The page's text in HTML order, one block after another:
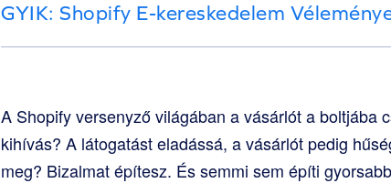
GYIK: Shopify E-kereskedelem
A Shopify versenyző világában a vásárlót a boltjába
kihívás? A látogatást eladássá, a vásárlót pedig
meg? Bizalmat építesz. És semmi sem építi